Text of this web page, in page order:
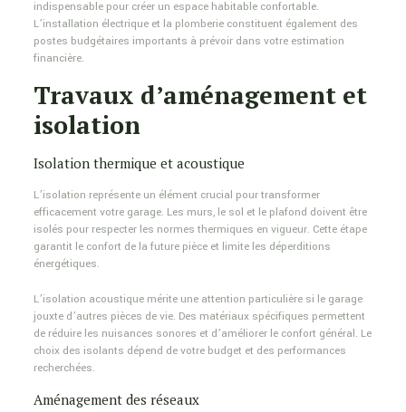
indispensable pour créer un espace habitable confortable.
L’installation électrique et la plomberie constituent également des
postes budgétaires importants à prévoir dans votre estimation
financière.
Travaux d’aménagement et
isolation
Isolation thermique et acoustique
L’isolation représente un élément crucial pour transformer
efficacement votre garage. Les murs, le sol et le plafond doivent être
isolés pour respecter les normes thermiques en vigueur. Cette étape
garantit le confort de la future pièce et limite les déperditions
énergétiques.
L’isolation acoustique mérite une attention particulière si le garage
jouxte d’autres pièces de vie. Des matériaux spécifiques permettent
de réduire les nuisances sonores et d’améliorer le confort général. Le
choix des isolants dépend de votre budget et des performances
recherchées.
Aménagement des réseaux